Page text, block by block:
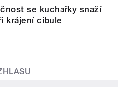
se kuchařky snaží
krájení cibule